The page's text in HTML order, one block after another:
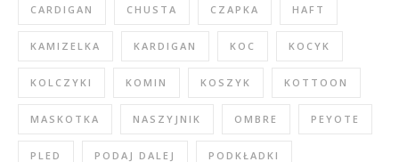
CARDIGAN CHUSTA CZAPKA HAFT
KAMIZELKA KARDIGAN KOC KOCYK
KOLCZYKI KOMIN KOSZYK KOTTOON
MASKOTKA NASZYJNIK OMBRE PEYOTE
PLED PODAJ DALEJ PODKŁADKI